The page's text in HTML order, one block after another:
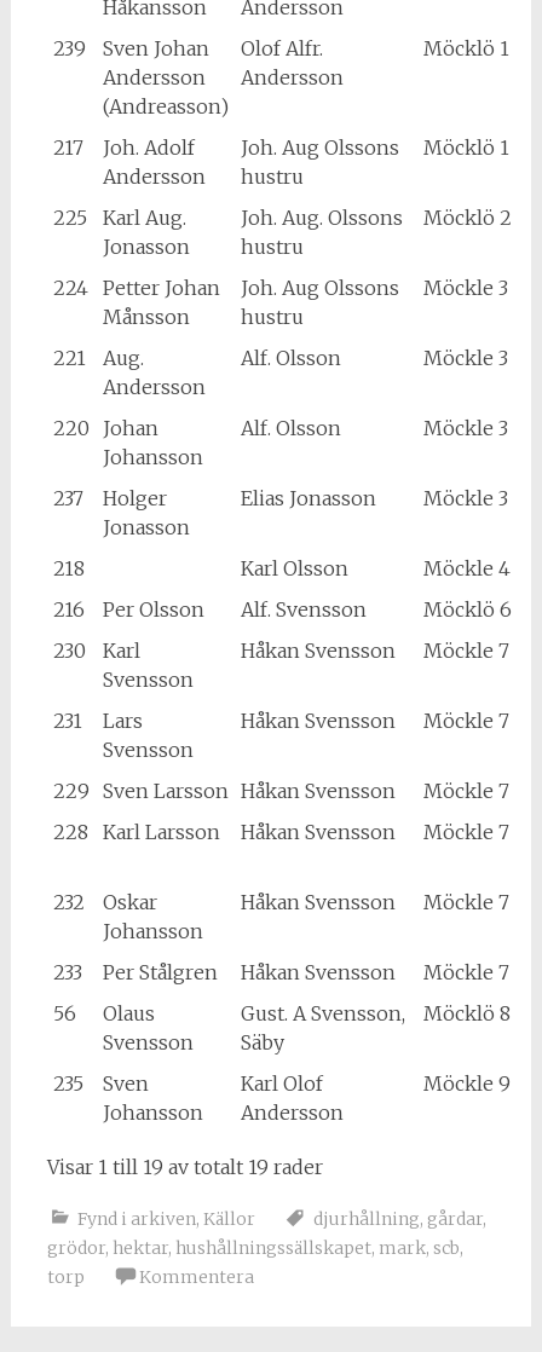
Håkansson
Andersson
239
Sven Johan
Andersson
(Andreasson)
Olof Alfr.
Andersson
Möcklö 1
217
Joh. Adolf
Andersson
Joh. Aug Olssons
hustru
Möcklö 1
225
Karl Aug.
Jonasson
Joh. Aug. Olssons
hustru
Möcklö 2
224
Petter Johan
Månsson
Joh. Aug Olssons
hustru
Möckle 3
221
Aug.
Andersson
Alf. Olsson Möckle 3
220
Johan
Johansson
Alf. Olsson Möckle 3
237
Holger
Jonasson
Elias Jonasson Möckle 3
218 Karl Olsson
Möckle 4
216
Per Olsson Alf. Svensson
Möcklö 6
230
Karl
Svensson
Håkan Svensson Möckle 7
231
Lars
Svensson
Håkan Svensson Möckle 7
229 Sven Larsson Håkan Svensson
Möckle 7
228
Karl Larsson Håkan Svensson Möckle 7
232
Oskar
Johansson
Håkan Svensson Möckle 7
233 Per Stålgren Håkan Svensson
Möckle 7
56
Olaus
Svensson
Gust. A Svensson,
Säby
Möcklö 8
235
Sven
Johansson
Karl Olof
Andersson
Möckle 9
Visar 1 till 19 av totalt 19 rader
Fynd i arkiven, Källor djurhållning, gårdar,
grödor, hektar, hushållningssällskapet, mark, scb,
torp
Kommentera